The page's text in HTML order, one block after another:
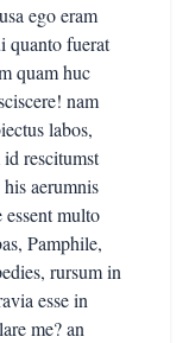
ego eram
quanto fuerat
quam huc
nam
labos,
rescitumst
aerumnis
essent multo
Pamphile,
rursum in
esse in
me? an